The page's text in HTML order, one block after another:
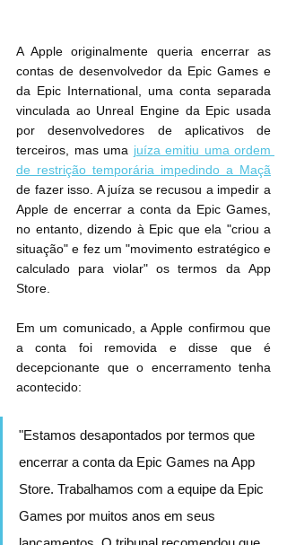
A Apple originalmente queria encerrar as
contas de desenvolvedor da Epic Games e
da Epic International, uma conta separada
vinculada ao Unreal Engine da Epic usada
por desenvolvedores de aplicativos de
terceiros, mas uma juíza emitiu uma ordem
de restrição temporária impedindo a Maçã
de fazer isso. A juíza se recusou a impedir a
Apple de encerrar a conta da Epic Games,
no entanto, dizendo à Epic que ela "criou a
situação" e fez um "movimento estratégico e
calculado para violar" os termos da ‌App
Em um comunicado, a Apple confirmou que
a conta foi removida e disse que é
decepcionante que o encerramento tenha
acontecido:
"Estamos desapontados por termos que
encerrar a conta da Epic Games na ‌App
Store‌. Trabalhamos com a equipe da Epic
Games por muitos anos em seus